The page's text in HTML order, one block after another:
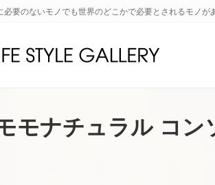
必要のないモノでも世界のどこかで必要とされるモノが
モナチュラル コン